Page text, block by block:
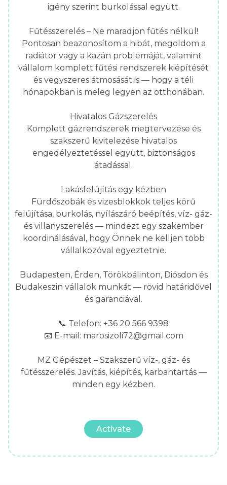
igény szerint burkolással együtt.
Fűtésszerelés – Ne maradjon fűtés nélkül!
Pontosan beazonosítom a hibát, megoldom a
radiátor vagy a kazán problémáját, valamint
vállalom komplett fűtési rendszerek kiépítését
és vegyszeres átmosását is — hogy a téli
hónapokban is meleg legyen az otthonában.
Hivatalos Gázszerelés
Komplett gázrendszerek megtervezése és
szakszerű kivitelezése hivatalos
engedélyeztetéssel együtt, biztonságos
átadással.
Lakásfelújítás egy kézben
Fürdőszobák és vizesblokkok teljes körű
felújítása, burkolás, nyílászáró beépítés, víz- gáz-
és villanyszerelés — mindezt egy szakember
koordinálásával, hogy Önnek ne kelljen több
vállalkozóval egyeztetnie.
Budapesten, Érden, Törökbálinton, Diósdon és
Budakeszin vállalok munkát — rövid határidővel
és garanciával.
📞 Telefon: +36 20 566 9398
📧 E-mail: marosizoli72@gmail.com
MZ Gépészet – Szakszerű víz-, gáz- és
fűtésszerelés. Javítás, kiépítés, karbantartás —
minden egy kézben.
Activate